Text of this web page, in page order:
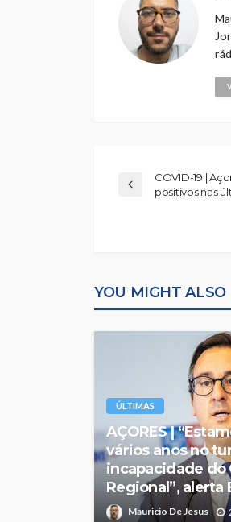
COVID-19 |
positivos nas
YOU MIGHT ALSO
ÚLTIMAS
AÇORES |
vários anos no
incapacidade do
Regional”, alerta
Mauricio De Jesus